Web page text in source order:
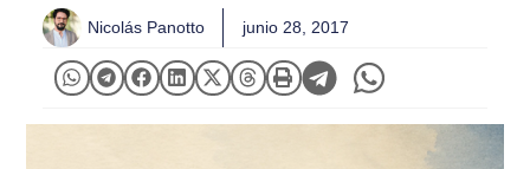
Nicolás Panotto junio 28, 2017